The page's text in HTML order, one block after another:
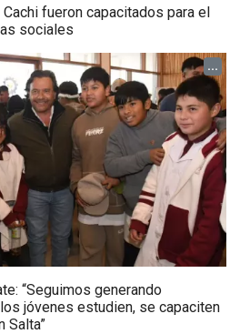
fueron capacitados para el
sociales
...
“Seguimos generando
jóvenes estudien, se capaciten
Salta”